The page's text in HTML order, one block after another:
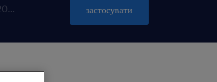
пропозиція діє до 31 жовтень 2026 застосувати